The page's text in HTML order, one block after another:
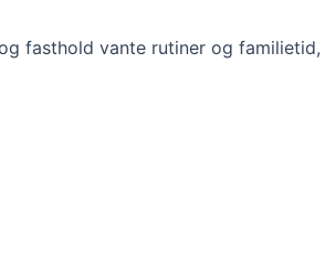
fasthold vante rutiner og familietid,